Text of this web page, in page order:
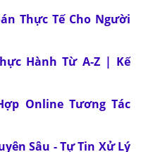
Thực Tế Cho Người
Hành Từ A-Z | Kế
Online Tương Tác
Sâu - Tự Tin Xử Lý